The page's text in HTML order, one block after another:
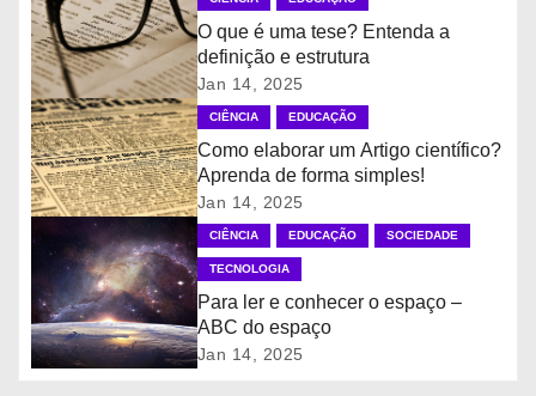
g
a
ç
ã
o
d
e
P
O que é uma tese? Entenda a
definição e estrutura
Jan 14, 2025
CIÊNCIA EDUCAÇÃO
Como elaborar um Artigo científico?
Aprenda de forma simples!
Jan 14, 2025
CIÊNCIA EDUCAÇÃO SOCIEDADE
TECNOLOGIA
Para ler e conhecer o espaço –
ABC do espaço
Jan 14, 2025